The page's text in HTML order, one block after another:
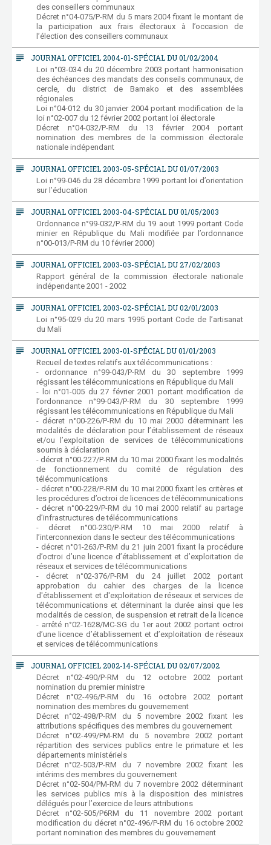
des conseillers communaux
Décret n°04-075/P-RM du 5 mars 2004 fixant le montant de
la participation aux frais électoraux à l’occasion de
l’élection des conseillers communaux
subject JOURNAL OFFICIEL 2004-01-SPÉCIAL DU 01/02/2004
Loi n°03-034 du 20 décembre 2003 portant harmonisation
des échéances des mandats des conseils communaux, de
cercle, du district de Bamako et des assemblées
régionales
Loi n°04-012 du 30 janvier 2004 portant modification de la
loi n°02-007 du 12 février 2002 portant loi électorale
Décret n°04-032/P-RM du 13 février 2004 portant
nomination des membres de la commission électorale
nationale indépendant
subject JOURNAL OFFICIEL 2003-05-SPÉCIAL DU 01/07/2003
Loi n°99-046 du 28 décembre 1999 portant loi d’orientation
sur l’éducation
subject JOURNAL OFFICIEL 2003-04-SPÉCIAL DU 01/05/2003
Ordonnance n°99-032/P-RM du 19 aout 1999 portant Code
minier en République du Mali modifiée par l’ordonnance
n°00-013/P-RM du 10 février 2000)
subject JOURNAL OFFICIEL 2003-03-SPÉCIAL DU 27/02/2003
Rapport général de la commission électorale nationale
indépendante 2001 - 2002
subject JOURNAL OFFICIEL 2003-02-SPÉCIAL DU 02/01/2003
Loi n°95-029 du 20 mars 1995 portant Code de l’artisanat
du Mali
subject JOURNAL OFFICIEL 2003-01-SPÉCIAL DU 01/01/2003
Recueil de textes relatifs aux télécommunications :
- ordonnance n°99-043/P-RM du 30 septembre 1999
régissant les télécommunications en République du Mali
- loi n°01-005 du 27 février 2001 portant modification de
l’ordonnance n°99-043/P-RM du 30 septembre 1999
régissant les télécommunications en République du Mali
- décret n°00-226/P-RM du 10 mai 2000 déterminant les
modalités de déclaration pour l’établissement de réseaux
et/ou l’exploitation de services de télécommunications
soumis à déclaration
- décret n°00-227/P-RM du 10 mai 2000 fixant les modalités
de fonctionnement du comité de régulation des
télécommunications
- décret n°00-228/P-RM du 10 mai 2000 fixant les critères et
les procédures d’octroi de licences de télécommunications
- décret n°00-229/P-RM du 10 mai 2000 relatif au partage
d’infrastructures de télécommunications
- décret n°00-230/P-RM 10 mai 2000 relatif à
l’interconnexion dans le secteur des télécommunications
- décret n°01-263/P-RM du 21 juin 2001 fixant la procédure
d’octroi d’une licence d’établissement et d’exploitation de
réseaux et services de télécommunications
- décret n°02-376/P-RM du 24 juillet 2002 portant
approbation du cahier des charges de la licence
d'établissement et d'exploitation de réseaux et services de
télécommunications et déterminant la durée ainsi que les
modalités de cession, de suspension et retrait de la licence
- arrêté n°02-1628/MC-SG du 1er aout 2002 portant octroi
d’une licence d’établissement et d’exploitation de réseaux
et services de télécommunications
subject JOURNAL OFFICIEL 2002-14-SPÉCIAL DU 02/07/2002
Décret n°02-490/P-RM du 12 octobre 2002 portant
nomination du premier ministre
Décret n°02-496/P-RM du 16 octobre 2002 portant
nomination des membres du gouvernement
Décret n°02-498/P-RM du 5 novembre 2002 fixant les
attributions spécifiques des membres du gouvernement
Décret n°02-499/PM-RM du 5 novembre 2002 portant
répartition des services publics entre le primature et les
départements ministériels
Décret n°02-503/P-RM du 7 novembre 2002 fixant les
intérims des membres du gouvernement
Décret n°02-504/PM-RM du 7 novembre 2002 déterminant
les services publics mis à la disposition des ministres
délégués pour l’exercice de leurs attributions
Décret n°02-505/P6RM du 11 novembre 2002 portant
modification du décret n°02-496/P-RM du 16 octobre 2002
portant nomination des membres du gouvernement